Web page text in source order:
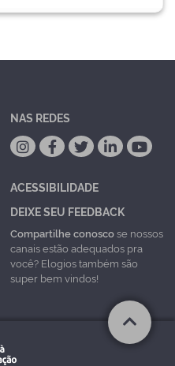
NAS REDES
ACESSIBILIDADE
DEIXE SEU FEEDBACK
Compartilhe conoscose nossos
canais estão adequados pra
você? Elogios também são
super bem vindos!